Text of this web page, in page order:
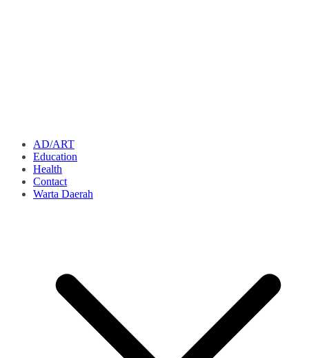
AD/ART
Education
Health
Contact
Warta Daerah